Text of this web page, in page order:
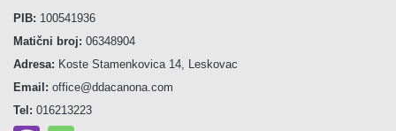
PIB: 100541936
Matični broj: 06348904
Adresa: Koste Stamenkovica 14, Leskovac
Email: office@ddacanona.com
Tel: 016213223